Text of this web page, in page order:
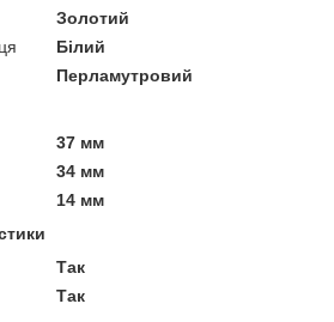
Золотий
Білий
Перламутровий
37 мм
34 мм
14 мм
Так
Так